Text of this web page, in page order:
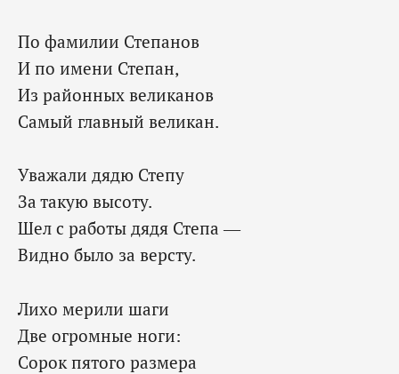
По фамилии Степанов
И по имени Степан,
Из районных великанов
Самый главный великан.
Уважали дядю Степу
За такую высоту.
Шел с работы дядя Степа —
Видно было за версту.
Лихо мерили шаги
Две огромные ноги:
Сорок пятого размера